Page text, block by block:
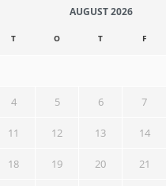
AUGUST 2026
T O T F
4 5 6 7
11 12 13 14
18 19 20 21